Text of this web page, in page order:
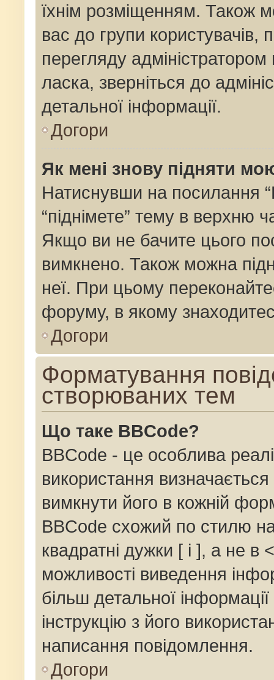
їхнім розміщенням. Також
вас до групи
перегляду
ласка, зверніться до
детальної інформації.
Догори
Як мені знову підняти
Натиснувши на посилання
“піднімете” тему в верхню
Якщо ви не бачите цього
вимкнено. Також можна
неї. При цьому
форуму, в якому
Догори
Форматування
створюваних тем
Що таке BBCode?
BBCode - це особлива
використання
вимкнути його в кожній
BBCode схожий по стилю
квадратні дужки [ і ], а не в
можливості виведення
більш детальної
інструкцію з його
написання повідомлення.
Догори